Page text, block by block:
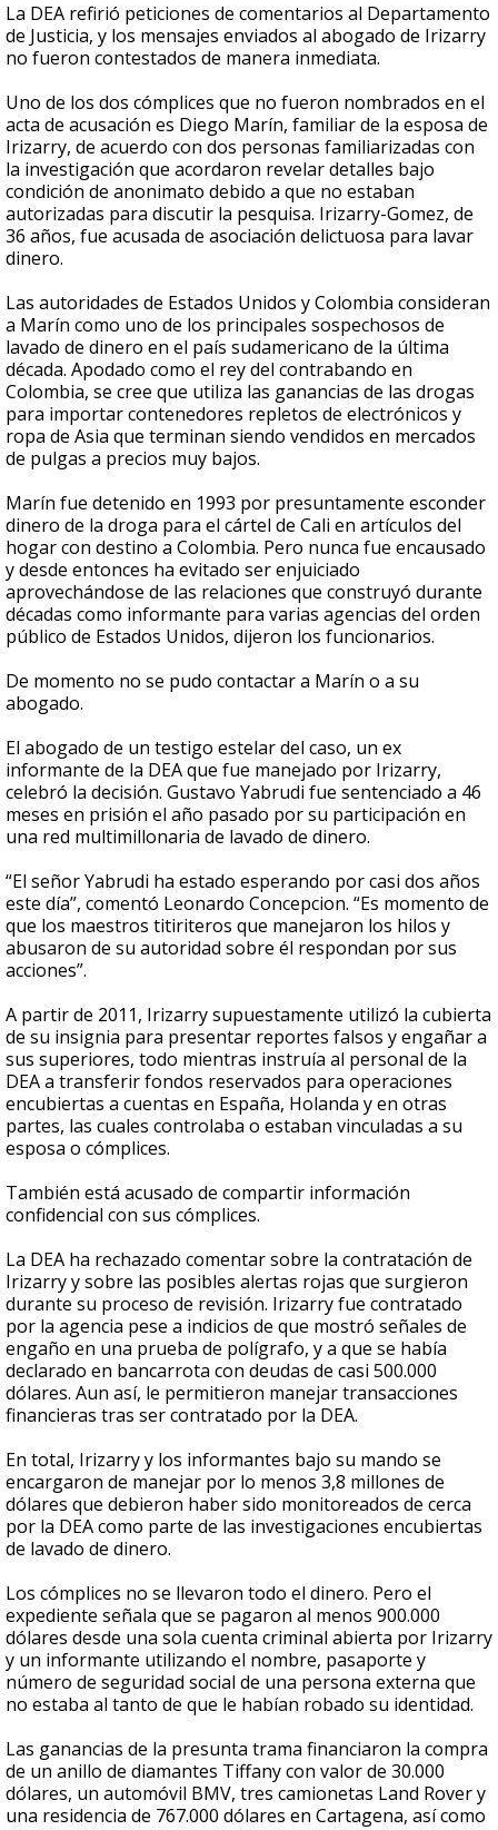
La DEA refirió peticiones de comentarios al Departamento
de Justicia, y los mensajes enviados al abogado de Irizarry
no fueron contestados de manera inmediata.
Uno de los dos cómplices que no fueron nombrados en el
acta de acusación es Diego Marín, familiar de la esposa de
Irizarry, de acuerdo con dos personas familiarizadas con
la investigación que acordaron revelar detalles bajo
condición de anonimato debido a que no estaban
autorizadas para discutir la pesquisa. Irizarry-Gomez, de
36 años, fue acusada de asociación delictuosa para lavar
dinero.
Las autoridades de Estados Unidos y Colombia consideran
a Marín como uno de los principales sospechosos de
lavado de dinero en el país sudamericano de la última
década. Apodado como el rey del contrabando en
Colombia, se cree que utiliza las ganancias de las drogas
para importar contenedores repletos de electrónicos y
ropa de Asia que terminan siendo vendidos en mercados
de pulgas a precios muy bajos.
Marín fue detenido en 1993 por presuntamente esconder
dinero de la droga para el cártel de Cali en artículos del
hogar con destino a Colombia. Pero nunca fue encausado
y desde entonces ha evitado ser enjuiciado
aprovechándose de las relaciones que construyó durante
décadas como informante para varias agencias del orden
público de Estados Unidos, dijeron los funcionarios.
De momento no se pudo contactar a Marín o a su
abogado.
El abogado de un testigo estelar del caso, un ex
informante de la DEA que fue manejado por Irizarry,
celebró la decisión. Gustavo Yabrudi fue sentenciado a 46
meses en prisión el año pasado por su participación en
una red multimillonaria de lavado de dinero.
“El señor Yabrudi ha estado esperando por casi dos años
este día”, comentó Leonardo Concepcion. “Es momento de
que los maestros titiriteros que manejaron los hilos y
abusaron de su autoridad sobre él respondan por sus
acciones”.
A partir de 2011, Irizarry supuestamente utilizó la cubierta
de su insignia para presentar reportes falsos y engañar a
sus superiores, todo mientras instruía al personal de la
DEA a transferir fondos reservados para operaciones
encubiertas a cuentas en España, Holanda y en otras
partes, las cuales controlaba o estaban vinculadas a su
esposa o cómplices.
También está acusado de compartir información
confidencial con sus cómplices.
La DEA ha rechazado comentar sobre la contratación de
Irizarry y sobre las posibles alertas rojas que surgieron
durante su proceso de revisión. Irizarry fue contratado
por la agencia pese a indicios de que mostró señales de
engaño en una prueba de polígrafo, y a que se había
declarado en bancarrota con deudas de casi 500.000
dólares. Aun así, le permitieron manejar transacciones
financieras tras ser contratado por la DEA.
En total, Irizarry y los informantes bajo su mando se
encargaron de manejar por lo menos 3,8 millones de
dólares que debieron haber sido monitoreados de cerca
por la DEA como parte de las investigaciones encubiertas
de lavado de dinero.
Los cómplices no se llevaron todo el dinero. Pero el
expediente señala que se pagaron al menos 900.000
dólares desde una sola cuenta criminal abierta por Irizarry
y un informante utilizando el nombre, pasaporte y
número de seguridad social de una persona externa que
no estaba al tanto de que le habían robado su identidad.
Las ganancias de la presunta trama financiaron la compra
de un anillo de diamantes Tiffany con valor de 30.000
dólares, un automóvil BMV, tres camionetas Land Rover y
una residencia de 767.000 dólares en Cartagena, así como